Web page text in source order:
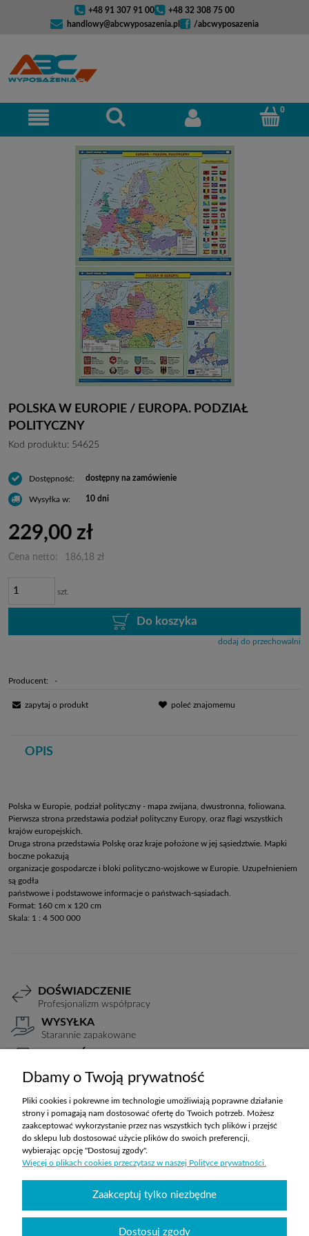
+48 91 307 91 00
+48 32 308 75 00
handlowy@abcwyposazenia.pl
/abcwyposazenia
POLSKA W EUROPIE / EUROPA. PODZIAŁ
POLITYCZNY
Kod produktu: 54625
Dostępność: dostępny na zamówienie
Wysyłka w: 10 dni
229,00 zł
Cena netto: 186,18 zł
szt.
Do koszyka
dodaj do przechowalni
Producent: -
zapytaj o produkt poleć znajomemu
OPIS
Polska w Europie, podział polityczny - mapa zwijana, dwustronna, foliowana.
Pierwsza strona przedstawia podział polityczny Europy, oraz flagi wszystkich
krajów europejskich.
Druga strona przedstawia Polskę oraz kraje położone w jej sąsiedztwie. Mapki
boczne pokazują
organizacje gospodarcze i bloki polityczno-wojskowe w Europie. Uzupełnieniem
są godła
państwowe i podstawowe informacje o państwach-sąsiadach.
Format: 160 cm x 120 cm
Skala: 1 : 4 500 000
DOŚWIADCZENIE
Profesjonalizm współpracy
WYSYŁKA
Starannie zapakowane
TRANSPORT
Koszty ustalane indywidualnie
ZAKUPY
POMOC
MOJE KONTO
Dbamy o Twoją prywatność
Pliki cookies i pokrewne im technologie umożliwiają poprawne działanie
strony i pomagają nam dostosować ofertę do Twoich potrzeb. Możesz
zaakceptować wykorzystanie przez nas wszystkich tych plików i przejść
do sklepu lub dostosować użycie plików do swoich preferencji,
wybierając opcję "Dostosuj zgody".
Więcej o plikach cookies przeczytasz w naszej Polityce prywatności.
Zaakceptuj tylko niezbędne
Dostosuj zgody